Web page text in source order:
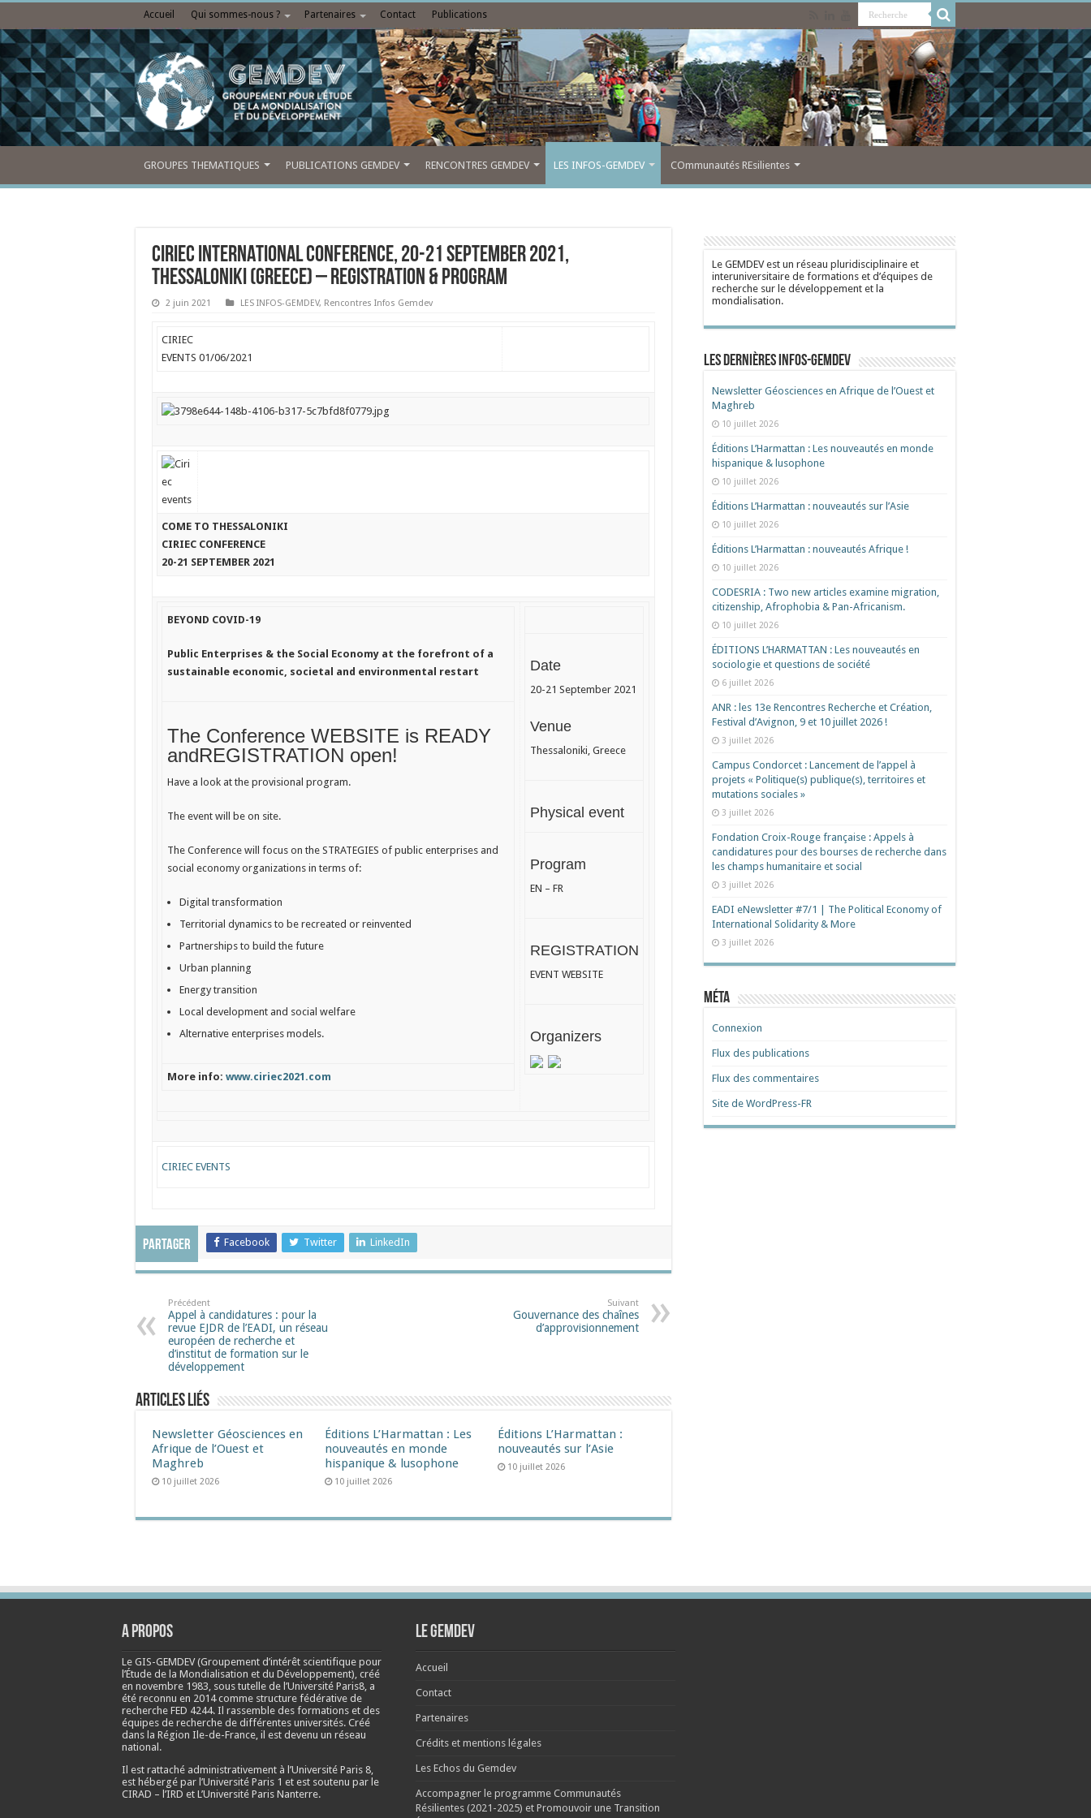
Accueil Qui sommes-nous ? Partenaires Contact Publications
GROUPES THEMATIQUES PUBLICATIONS GEMDEV RENCONTRES GEMDEV LES INFOS-GEMDEV COmmunautés REsilientes
CIRIEC INTERNATIONAL CONFERENCE, 20-21 September 2021,
THESSALONIKI (Greece) – REGISTRATION & PROGRAM
2 juin 2021 LES INFOS-GEMDEV, Rencontres Infos Gemdev
CIRIEC
EVENTS01/06/2021
COME TO THESSALONIKI
CIRIEC CONFERENCE
20-21 SEPTEMBER 2021
BEYOND COVID-19
Public Enterprises & the Social Economy at the forefront of a
sustainable economic, societal and environmental restart
The Conference WEBSITE is READY
andREGISTRATION open!
Have a look at the provisional program.
The event will be on site.
The Conference will focus on the STRATEGIES of public enterprises and
social economy organizations in terms of:
Digital transformation
Territorial dynamics to be recreated or reinvented
Partnerships to build the future
Urban planning
Energy transition
Local development and social welfare
Alternative enterprises models.
More info: www.ciriec2021.com
Date
20-21 September 2021
Venue
Thessaloniki, Greece
Physical event
Program
EN – FR
REGISTRATION
EVENT WEBSITE
Organizers
CIRIEC EVENTS
Partager Facebook Twitter LinkedIn
Précédent
Appel à candidatures : pour la
revue EJDR de l’EADI, un réseau
européen de recherche et
d’institut de formation sur le
développement
Suivant
Gouvernance des chaînes
d’approvisionnement
Articles liés
Newsletter Géosciences en
Afrique de l’Ouest et
Maghreb
10 juillet 2026
Éditions L’Harmattan : Les
nouveautés en monde
hispanique & lusophone
10 juillet 2026
Éditions L’Harmattan :
nouveautés sur l’Asie
10 juillet 2026
Le GEMDEV est un réseau pluridisciplinaire et
interuniversitaire de formations et d’équipes de
recherche sur le développement et la
mondialisation.
Les dernières Infos-Gemdev
Newsletter Géosciences en Afrique de l’Ouest et
Maghreb
10 juillet 2026
Éditions L’Harmattan : Les nouveautés en monde
hispanique & lusophone
10 juillet 2026
Éditions L’Harmattan : nouveautés sur l’Asie
10 juillet 2026
Éditions L’Harmattan : nouveautés Afrique !​
10 juillet 2026
CODESRIA : Two new articles examine migration,
citizenship, Afrophobia & Pan-Africanism.
10 juillet 2026
ÉDITIONS L’HARMATTAN : Les nouveautés en
sociologie et questions de société
6 juillet 2026
ANR : les 13e Rencontres Recherche et Création,
Festival d’Avignon, 9 et 10 juillet 2026 !
3 juillet 2026
Campus Condorcet : Lancement de l’appel à
projets « Politique(s) publique(s), territoires et
mutations sociales »
3 juillet 2026
Fondation Croix-Rouge française : Appels à
candidatures pour des bourses de recherche dans
les champs humanitaire et social
3 juillet 2026
EADI eNewsletter #7/1 | The Political Economy of
International Solidarity & More
3 juillet 2026
Méta
Connexion
Flux des publications
Flux des commentaires
Site de WordPress-FR
A propos
Le GIS-GEMDEV (Groupement d’intérêt scientifique pour
l’Étude de la Mondialisation et du Développement), créé
en novembre 1983 , sous tutelle de l’Université Paris8, a
été reconnu en 2014 comme structure fédérative de
recherche FED 4244. Il rassemble des formations et des
équipes de recherche de différentes universités. Créé
dans la Région Ile-de-France, il est devenu un réseau
national.
Il est rattaché administrativement à l’Université Paris 8,
est hébergé par l’Université Paris 1 et est soutenu par le
CIRAD – l’IRD et L’Université Paris Nanterre.
Le Gemdev
Accueil
Contact
Partenaires
Crédits et mentions légales
Les Echos du Gemdev
Accompagner le programme Communautés
Résilientes (2021-2025) et Promouvoir une Transition